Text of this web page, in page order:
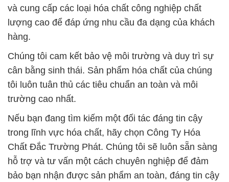
và cung cấp các loại hóa chất công nghiệp chất
lượng cao để đáp ứng nhu cầu đa dạng của khách
hàng.
Chúng tôi cam kết bảo vệ môi trường và duy trì sự
cân bằng sinh thái. Sản phẩm hóa chất của chúng
tôi luôn tuân thủ các tiêu chuẩn an toàn và môi
trường cao nhất.
Nếu bạn đang tìm kiếm một đối tác đáng tin cậy
trong lĩnh vực hóa chất, hãy chọn Công Ty Hóa
Chất Đắc Trường Phát. Chúng tôi sẽ luôn sẵn sàng
hỗ trợ và tư vấn một cách chuyên nghiệp để đảm
bảo bạn nhận được sản phẩm an toàn, đáng tin cậy